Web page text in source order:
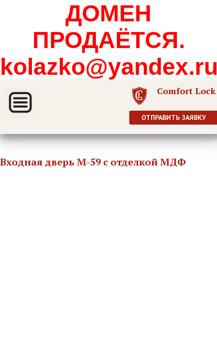
ДОМЕН
ПРОДАЁТСЯ.
Comfort Lock
ОТПРАВИТЬ ЗАЯВКУ
Входная дверь М-59 с отделкой МДФ